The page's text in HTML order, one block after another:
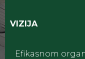
VIZIJA
Efikasnom